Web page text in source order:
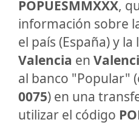
POPUESMMXXX,
información sobre
el país (España) y la
Valencia en
al banco "Popular"
0075) en una
utilizar el código